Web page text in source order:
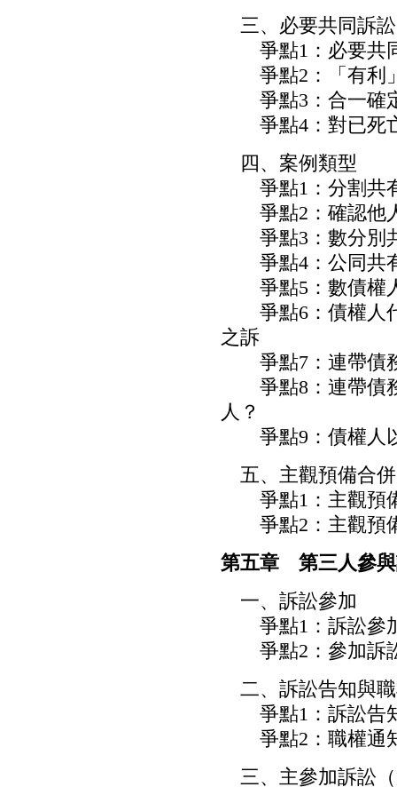
三、必要共同訴訟
爭點1：必要共
爭點2：「有利
爭點3：合一確
爭點4：對已死亡
四、案例類型
爭點1：分割共有
爭點2：確認他
爭點3：數分別共
爭點4：公同共
爭點5：數債權人
爭點6：債權人代
之訴
爭點7：連帶債
爭點8：連帶債務
人？
爭點9：債權人以
五、主觀預備合併
爭點1：主觀預
爭點2：主觀預
第五章 第三人參
一、訴訟參加
爭點1：訴訟參
爭點2：參加訴
二、訴訟告知與
爭點1：訴訟告
爭點2：職權通
三、主參加訴訟